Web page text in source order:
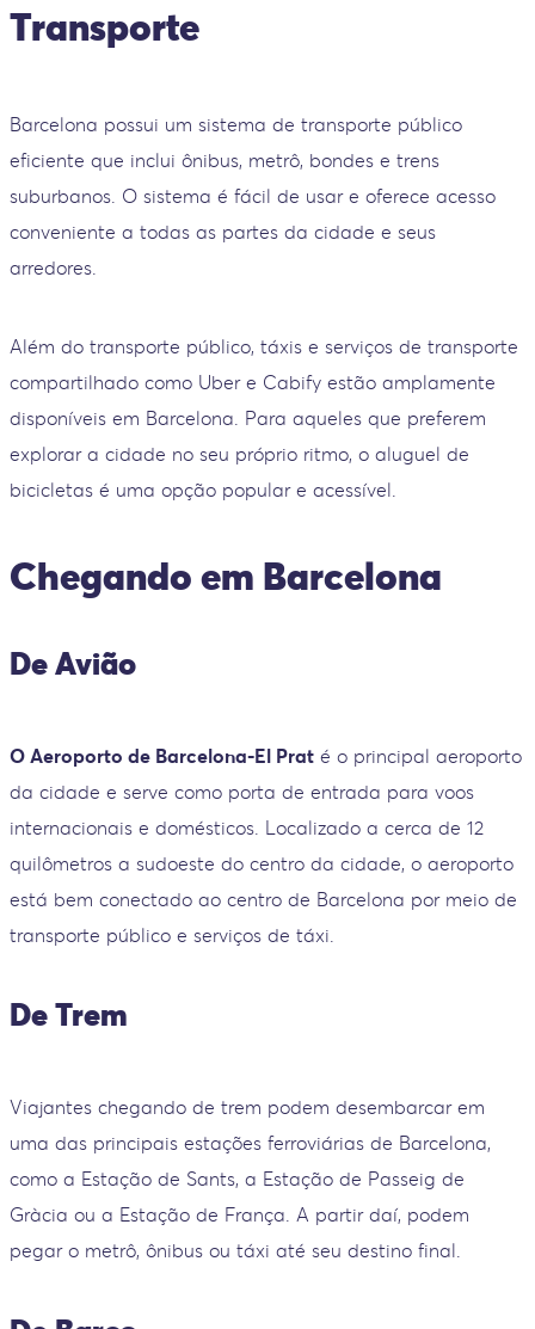
Transporte
Barcelona possui um sistema de transporte público
eficiente que inclui ônibus, metrô, bondes e trens
suburbanos. O sistema é fácil de usar e oferece acesso
conveniente a todas as partes da cidade e seus
arredores.
Além do transporte público, táxis e serviços de transporte
compartilhado como Uber e Cabify estão amplamente
disponíveis em Barcelona. Para aqueles que preferem
explorar a cidade no seu próprio ritmo, o aluguel de
bicicletas é uma opção popular e acessível.
Chegando em Barcelona
De Avião
O Aeroporto de Barcelona-El Prat é o principal aeroporto
da cidade e serve como porta de entrada para voos
internacionais e domésticos. Localizado a cerca de 12
quilômetros a sudoeste do centro da cidade, o aeroporto
está bem conectado ao centro de Barcelona por meio de
transporte público e serviços de táxi.
De Trem
Viajantes chegando de trem podem desembarcar em
uma das principais estações ferroviárias de Barcelona,
como a Estação de Sants, a Estação de Passeig de
Gràcia ou a Estação de França. A partir daí, podem
pegar o metrô, ônibus ou táxi até seu destino final.